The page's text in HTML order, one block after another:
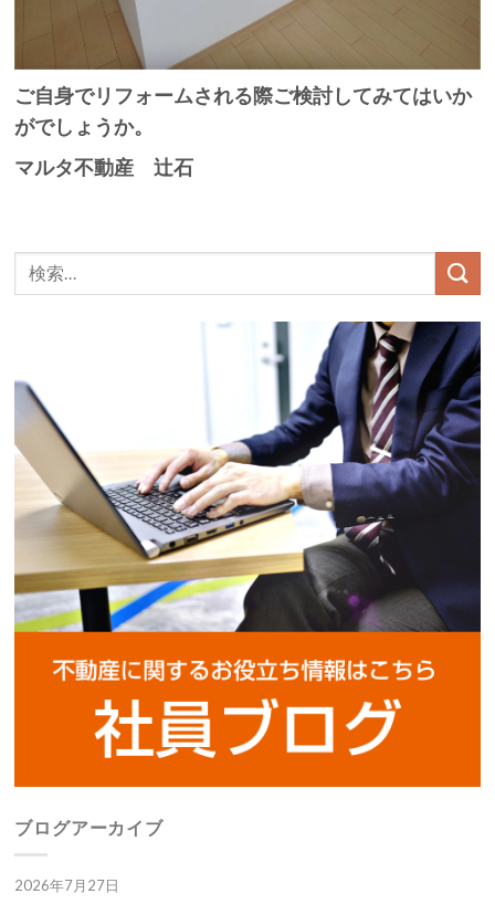
ご自身でリフォームされる際ご検討してみてはいか
がでしょうか。
マルタ不動産 辻石
ブログアーカイブ
2026年7月27日